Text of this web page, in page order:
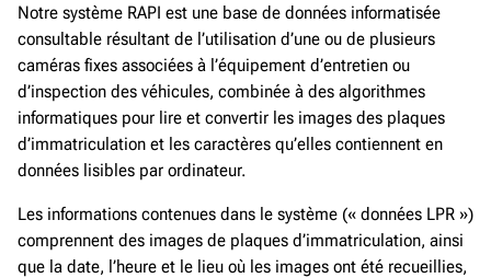
Notre système RAPI est une base de données informatisée
consultable résultant de l’utilisation d’une ou de plusieurs
caméras fixes associées à l’équipement d’entretien ou
d’inspection des véhicules, combinée à des algorithmes
informatiques pour lire et convertir les images des plaques
d’immatriculation et les caractères qu’elles contiennent en
données lisibles par ordinateur.
Les informations contenues dans le système (« données LPR »)
comprennent des images de plaques d’immatriculation, ainsi
que la date, l’heure et le lieu où les images ont été recueillies,